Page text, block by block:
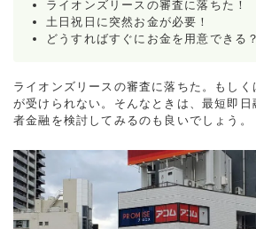
ライオンズリースの審査に落ちた！
土日祝日に突然お金が必要！
どうすればすぐにお金を用意できる？
ライオンズリースの審査に落ちた。もし
が受けられない。そんなときは、最短即
者金融を検討してみるのも良いでしょう。